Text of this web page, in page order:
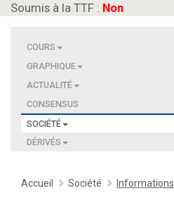
Soumis à la TTF : Non
COURS
GRAPHIQUE
ACTUALITÉ
CONSENSUS
SOCIÉTÉ
DÉRIVÉS
Accueil Société